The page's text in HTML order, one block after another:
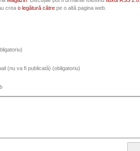
crea o legătură cătrepe o altă pagina web.
(nu va fi publicată) (obligatoriu)